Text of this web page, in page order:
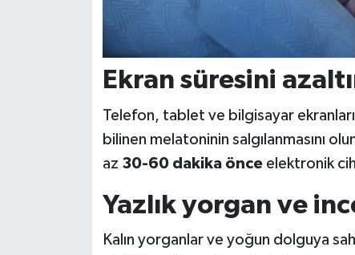
Ekran süresini
Telefon, tablet ve bilgisayar
bilinen melatoninin salgılanmasını
az 30-60 dakika önceelektronik
Yazlık yorgan ve
Kalın yorganlar ve yoğun dolguya